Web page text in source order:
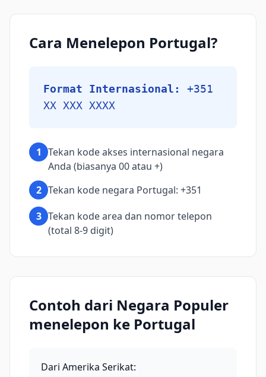
Cara Menelepon Portugal?
Format Internasional:
+351
XX XXX XXXX
1 Tekan kode akses internasional negara
Anda (biasanya 00 atau +)
2 Tekan kode negara Portugal: +351
3 Tekan kode area dan nomor telepon
(total 8-9 digit)
Contoh dari Negara Populer
menelepon ke Portugal
Dari Amerika Serikat: